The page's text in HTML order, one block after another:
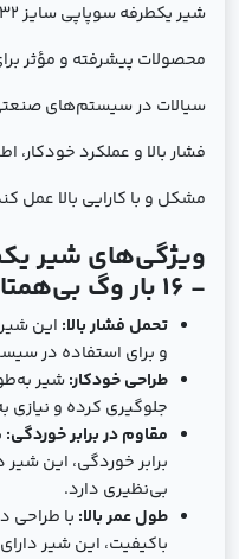
محصولات پیشرفته و مؤثر
سیالات در سیستم‌های
فشار بالا و عملکرد
مشکل و با کارایی بالا عمل
- 16 بار وگ بی‌همتا
تحمل فشار بالا:
و برای استفاده در
طراحی خودکار:شیر
جلوگیری کرده و نیازی
مقاوم در برابر خوردگی:
برابر خوردگی، این
بی‌نظیری دارد.
طول عمر بالا: با طراحی
باکیفیت، این شیر